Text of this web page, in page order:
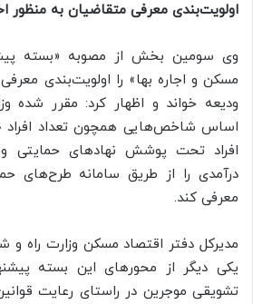
اولویت‌بندی معرفی متقاضیان به منظور
وی سومین بخش از مصوبه «بسته
مسکن و اجاره بها» را اولویت‌بندی
ودیعه خواند و اظهار کرد: مقرر شده
اساس شاخص‌هایی همچون تعداد افراد
افراد تحت پوشش نهادهای
درآمدی را از طریق سامانه طرح‌های
معرفی کند.
مدیرکل دفتر اقتصاد مسکن وزارت راه و
یکی دیگر از محورهای این بسته
تشویقی موجرین در راستای رعایت